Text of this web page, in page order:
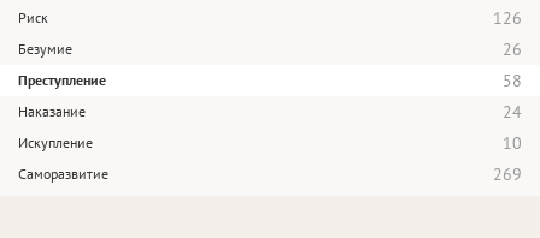
Риск 126
Безумие 26
Преступление 58
Наказание 24
Искупление 10
Саморазвитие 269